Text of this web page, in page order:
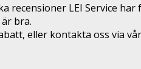
recensioner LEI Service
bra.
eller kontakta oss via vår